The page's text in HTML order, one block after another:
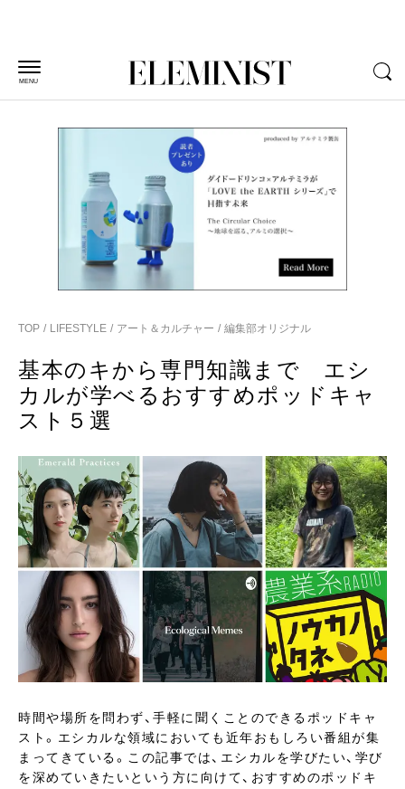
MENU
TOP LIFESTYLE アート＆カルチャー 編集部オリジナル
基本のキから専門知識まで エシ
カルが学べるおすすめポッドキャ
スト５選
時間や場所を問わず、手軽に聞くことのできるポッドキャ
スト。エシカルな領域においても近年おもしろい番組が集
まってきている。この記事では、エシカルを学びたい、学び
を深めていきたいという方に向けて、おすすめのポッドキ